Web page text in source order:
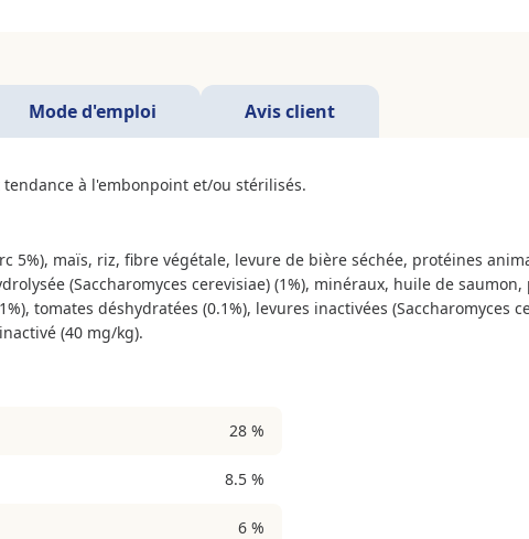
Mode d'emploi Avis client
à l'embonpoint et/ou stérilisés.
5%), maïs, riz, fibre végétale, levure de bière séchée, protéines
(Saccharomyces cerevisiae) (1%), minéraux, huile de
tomates déshydratées (0.1%), levures inactivées (Saccharomyces
(40 mg/kg).
28 %
8.5 %
6 %